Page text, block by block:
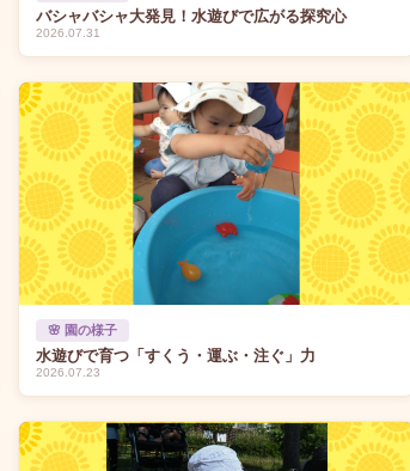
バシャバシャ大発見！水遊びで広がる探究心
2026.07.31
🌸 園の様子
水遊びで育つ「すくう・運ぶ・注ぐ」力
2026.07.23